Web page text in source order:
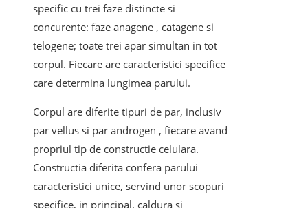
specific cu trei faze distincte si
concurente: faze anagene , catagene si
telogene; toate trei apar simultan in tot
corpul. Fiecare are caracteristici specifice
care determina lungimea parului.
Corpul are diferite tipuri de par, inclusiv
par vellus si par androgen , fiecare avand
propriul tip de constructie celulara.
Constructia diferita confera parului
caracteristici unice, servind unor scopuri
specifice, in principal, caldura si